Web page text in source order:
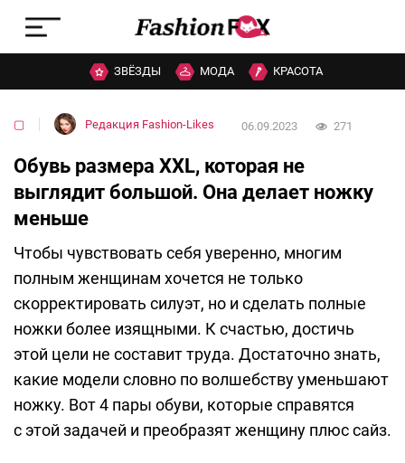
ЗВЁЗДЫ МОДА КРАСОТА
▢ Редакция Fashion-Likes 06.09.2023 271
Обувь размера XXL, которая не
выглядит большой. Она делает ножку
меньше
Чтобы чувствовать себя уверенно, многим
полным женщинам хочется не только
скорректировать силуэт, но и сделать полные
ножки более изящными. К счастью, достичь
этой цели не составит труда. Достаточно знать,
какие модели словно по волшебству уменьшают
ножку. Вот 4 пары обуви, которые справятся
с этой задачей и преобразят женщину плюс сайз.